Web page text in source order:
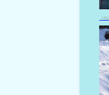
（